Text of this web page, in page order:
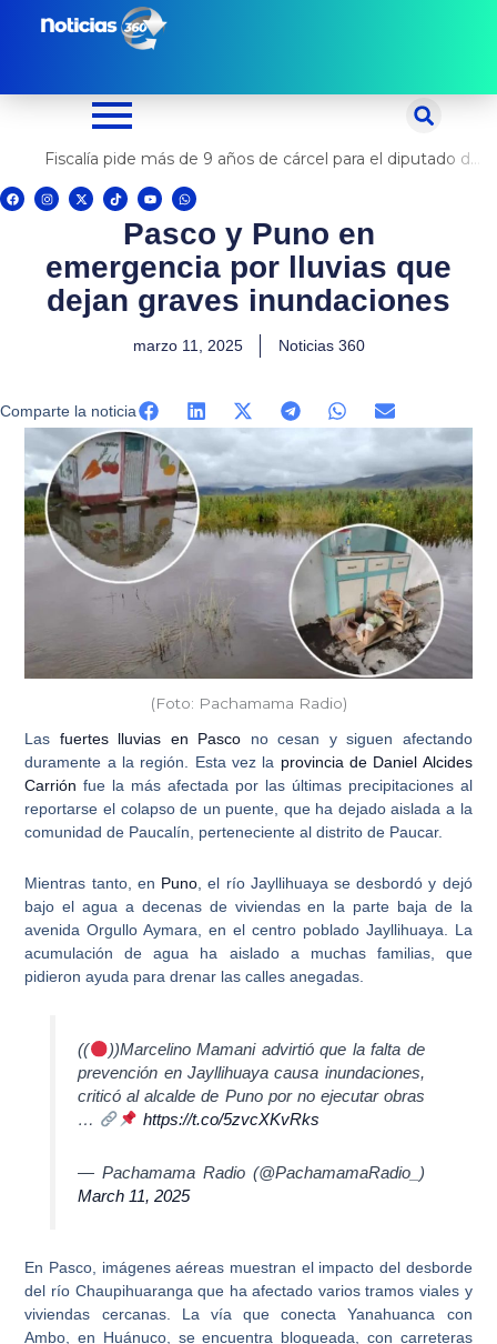
Fiscalía pide más de 9 años de cárcel para el diputado de oposición Harvey Colchado
F
a
c
I
n
s
r
a
X
-
t
t
e
T
i
k
Y
o
u
t
u
e
W
h
a
t
s
p
p
Pasco y Puno en
emergencia por lluvias que
dejan graves inundaciones
marzo 11, 2025 Noticias 360
Comparte la noticia
(Foto: Pachamama Radio)
Las fuertes lluvias en Pasco no cesan y siguen afectando
duramente a la región. Esta vez la provincia de Daniel Alcides
Carrión fue la más afectada por las últimas precipitaciones al
reportarse el colapso de un puente, que ha dejado aislada a la
comunidad de Paucalín, perteneciente al distrito de Paucar.
Mientras tanto, en Puno ,el río Jayllihuaya se desbordó y dejó
bajo el agua a decenas de viviendas en la parte baja de la
avenida Orgullo Aymara, en el centro poblado Jayllihuaya. La
acumulación de agua ha aislado a muchas familias, que
pidieron ayuda para drenar las calles anegadas.
((
))Marcelino Mamani advirtió que la falta de
prevención en Jayllihuaya causa inundaciones,
criticó al alcalde de Puno por no ejecutar obras
…
https://t.co/5zvcXKvRks
— Pachamama Radio (@PachamamaRadio_)
March 11, 2025
En Pasco, imágenes aéreas muestran el impacto del desborde
del río Chaupihuaranga que ha afectado varios tramos viales y
viviendas cercanas. La vía que conecta Yanahuanca con
Ambo, en Huánuco, se encuentra bloqueada, con carreteras